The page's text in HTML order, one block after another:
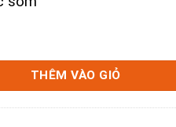
Sen Wan - Điều Trị Các Bệnh
THÊM VÀO GIỎ